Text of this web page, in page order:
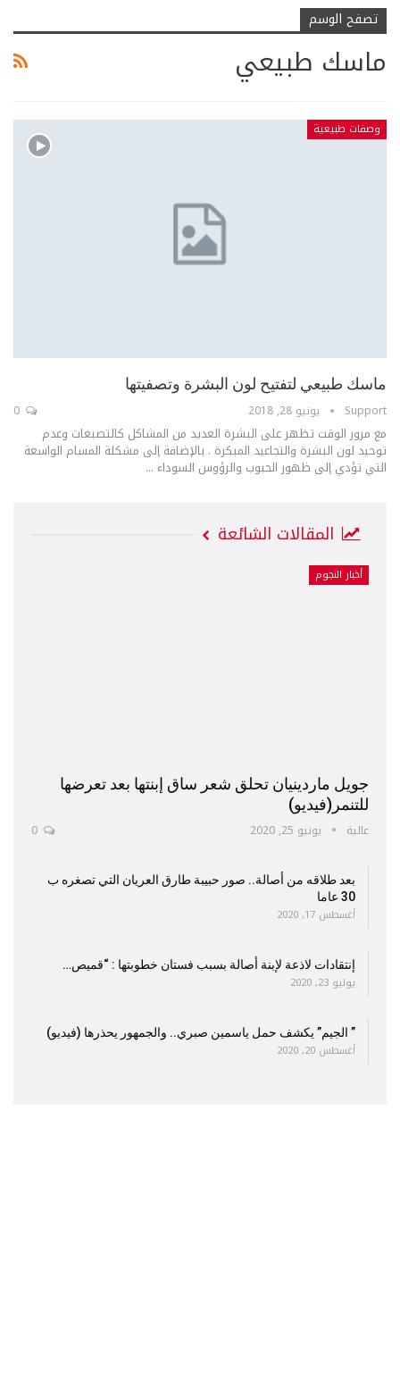
تصفح الوسم
ماسك طبيعي
وصفات طبيعية
ماسك طبيعي لتفتيح لون البشرة وتصفيتها
Support يونيو 28, 2018
مع مرور الوقت تظهر على البشرة العديد من المشاكل كالتصبغات وعدم
توحيد لون البشرة والتجاعيد المبكرة . بالإضافة إلى مشكلة المسام الواسعة
التي تؤدي إلى ظهور الحبوب والرؤوس السوداء ...
المقالات الشائعة
أخبار النجوم
جويل ماردينيان تحلق شعر ساق إبنتها بعد تعرضها
للتنمر(فيديو)
عالية يونيو 25, 2020
بعد طلاقه من أصالة.. صور حبيبة طارق العريان التي تصغره ب
30 عاما
أغسطس 17, 2020
إنتقادات لاذعة لإبنة أصالة بسبب فستان خطوبتها : “قميص…
يوليو 23, 2020
” الجيم” يكشف حمل ياسمين صبري.. والجمهور يحذرها (فيديو)
أغسطس 20, 2020